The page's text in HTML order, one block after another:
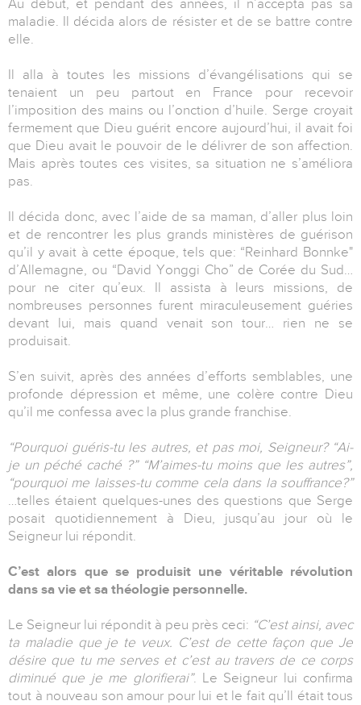
Au début, et pendant des années, il n’accepta pas sa
maladie. Il décida alors de résister et de se battre contre
elle.
Il alla à toutes les missions d’évangélisations qui se
tenaient un peu partout en France pour recevoir
l’imposition des mains ou l’onction d’huile. Serge croyait
fermement que Dieu guérit encore aujourd’hui, il avait foi
que Dieu avait le pouvoir de le délivrer de son affection.
Mais après toutes ces visites, sa situation ne s’améliora
pas.
Il décida donc, avec l’aide de sa maman, d’aller plus loin
et de rencontrer les plus grands ministères de guérison
qu’il y avait à cette époque, tels que: “Reinhard Bonnke"
d’Allemagne, ou “David Yonggi Cho” de Corée du Sud…
pour ne citer qu’eux. Il assista à leurs missions, de
nombreuses personnes furent miraculeusement guéries
devant lui, mais quand venait son tour… rien ne se
produisait.
S’en suivit, après des années d’efforts semblables, une
profonde dépression et même, une colère contre Dieu
qu’il me confessa avec la plus grande franchise.
“Pourquoi guéris-tu les autres, et pas moi, Seigneur? “Ai-
je un péché caché ?” “M’aimes-tu moins que les autres”,
“pourquoi me laisses-tu comme cela dans la souffrance?”
…telles étaient quelques-unes des questions que Serge
posait quotidiennement à Dieu, jusqu’au jour où le
Seigneur lui répondit.
C’est alors que se produisit une véritable révolution
dans sa vie et sa théologie personnelle.
Le Seigneur lui répondit à peu près ceci: “C’est ainsi, avec
ta maladie que je te veux. C’est de cette façon que Je
désire que tu me serves et c’est au travers de ce corps
diminué que je me glorifierai”. Le Seigneur lui confirma
tout à nouveau son amour pour lui et le fait qu’Il était tous